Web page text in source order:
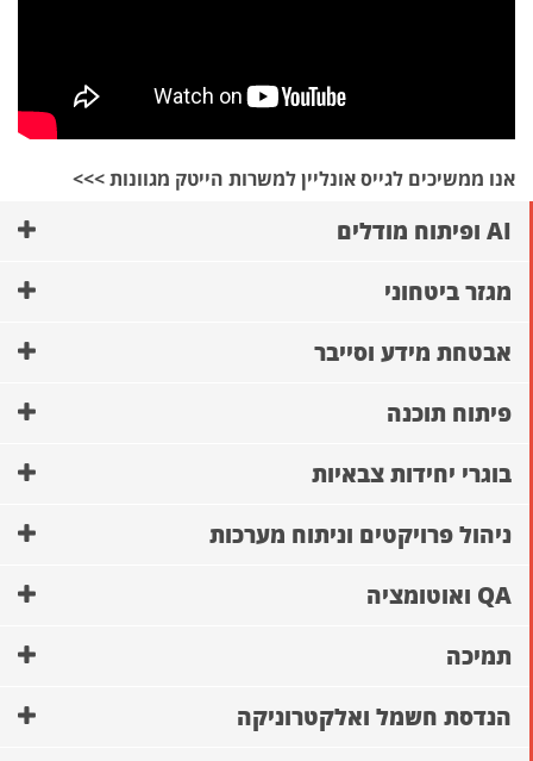
אנו ממשיכים לגייס אונליין למשרות הייטק מגוונות >>>
AI ופיתוח מודלים
מגזר ביטחוני
אבטחת מידע וסייבר
פיתוח תוכנה
בוגרי יחידות צבאיות
ניהול פרויקטים וניתוח מערכות
QA ואוטומציה
תמיכה
הנדסת חשמל ואלקטרוניקה